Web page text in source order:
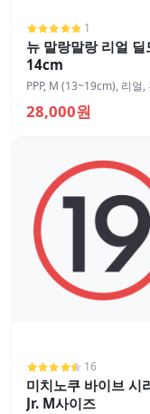
1
뉴 말랑말랑 리얼 딜
14cm
PPP, M (13~19cm), 리얼,
28,000원
16
미치노쿠 바이브 시
Jr. M사이즈